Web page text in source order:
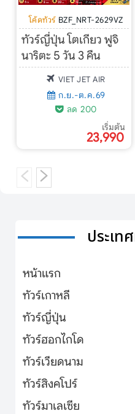
โค้ดทัวร์ BZF_NRT-2629VZ
ทัวร์ญี่ปุ่น โตเกียว ฟูจิ
นาริตะ 5 วัน 3 คืน
VIET JET AIR
ก.ย.-ต.ค.69
ลด 200
เริ่มต้น
23,990
ประเท
หน้าแรก
ทัวร์เกาหลี
ทัวร์ญี่ปุ่น
ทัวร์ฮอกไกโด
ทัวร์เวียดนาม
ทัวร์สิงคโปร์
ทัวร์มาเลเซีย